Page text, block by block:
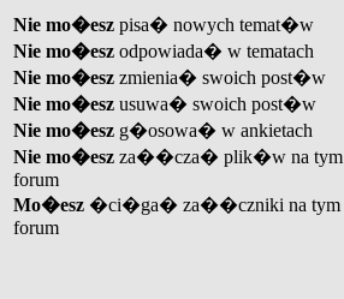
Nie mo�esz pisa� nowych temat�w
Nie mo�esz odpowiada� w tematach
Nie mo�esz zmienia� swoich post�w
Nie mo�esz usuwa� swoich post�w
Nie mo�esz g�osowa� w ankietach
Nie mo�esz za��cza� plik�w na tym
forum
Mo�esz �ci�ga� za��czniki na tym
forum